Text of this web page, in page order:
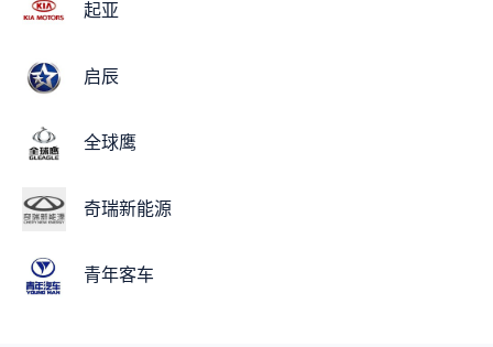
起亚
启辰
全球鹰
奇瑞新能源
青年客车